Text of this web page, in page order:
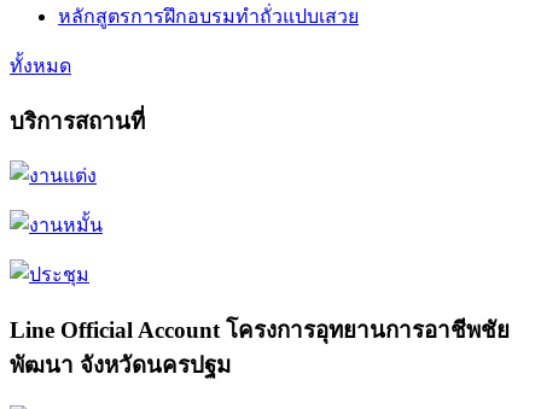
หลักสูตรการฝึกอบรมทำถั่วแปบเสวย
ทั้งหมด
บริการสถานที่
Line Official Account โครงการอุทยานการอาชีพชัย
พัฒนา จังหวัดนครปฐม